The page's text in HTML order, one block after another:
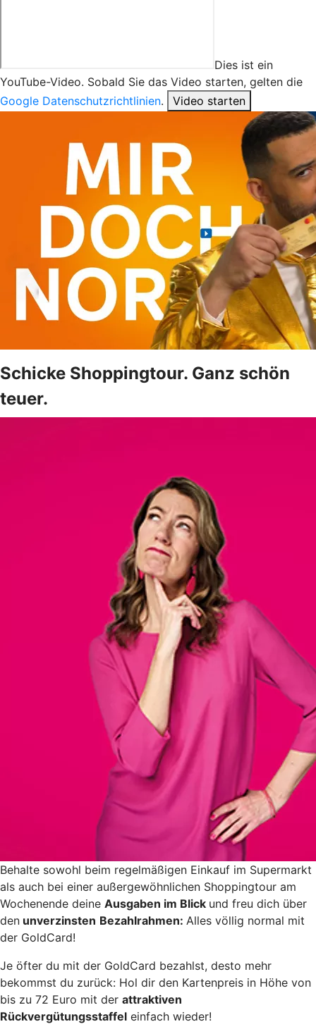
Dies ist ein
YouTube-Video. Sobald Sie das Video starten, gelten die
Google Datenschutzrichtlinien. Video starten
Schicke Shoppingtour. Ganz schön
teuer.
Behalte sowohl beim regelmäßigen Einkauf im Supermarkt
als auch bei einer außergewöhnlichen Shoppingtour am
Wochenende deine Ausgaben im Blick und freu dich über
den unverzinsten Bezahlrahmen: Alles völlig normal mit
der GoldCard!
Je öfter du mit der GoldCard bezahlst, desto mehr
bekommst du zurück: Hol dir den Kartenpreis in Höhe von
bis zu 72 Euro mit der attraktiven
Rückvergütungsstaffel einfach wieder!